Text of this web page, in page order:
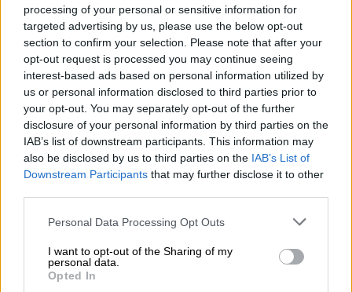
processing of your personal or sensitive information for
targeted advertising by us, please use the below opt-out
section to confirm your selection. Please note that after your
opt-out request is processed you may continue seeing
interest-based ads based on personal information utilized by
us or personal information disclosed to third parties prior to
your opt-out. You may separately opt-out of the further
disclosure of your personal information by third parties on the
IAB’s list of downstream participants. This information may
also be disclosed by us to third parties on the IAB’s List of
Downstream Participants that may further disclose it to other
Personal Data Processing Opt Outs
I want to opt-out of the Sharing of my
personal data.
Opted In
också spännande ölspecialiteter som vidgar dina vyer.
Denna ölprenumeration är för alla som är entusiastiska över
traditionella ölstilar och alltid vill upptäcka något nytt.
Ölprenumeration ”Extraordinär”
Älskar du att upptäcka nya och ovanliga ölsorter? Då är vår
ölprenumeration ”Extraordinary” precis rätt för dig. Varje
leverans innehåller exklusiva ölsorter, ibland i begränsad
upplaga, som du inte hittar överallt. Oavsett om det är
fatlagrade specialiteter, sällsynta hantverksöl eller
experimentella bryggkreationer.
Vårt urval är lika varierat som det är spännande - från
innovativa ölstilar som du aldrig har smakat förut.
Den här ölprenumerationen är för alla som söker det
extraordinära och inspireras av nya, spännande
Inget paket tilldelas!
Hoppa ombord!
Prenumerera på nyhetsbrev
Om Bierothek
Jobb på Bierothek
Hållbarhet
Socialt engagemang